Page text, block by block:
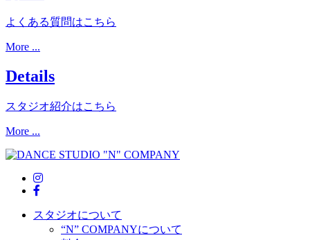
よくある質問はこちら
More ...
Details
スタジオ紹介はこちら
More ...
スタジオについて
“N” COMPANYについて